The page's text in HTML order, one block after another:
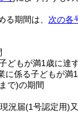
期間は、 次の各
もが満1歳に達
に係る子どもが満
で)の期間
況届(1号認定用)